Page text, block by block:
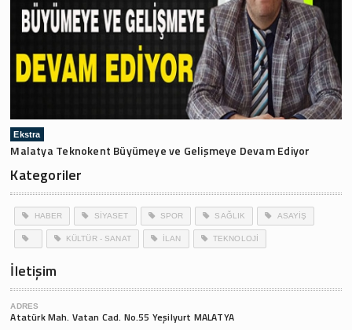
Ekstra
Malatya Teknokent Büyümeye ve Gelişmeye Devam Ediyor
Kategoriler
HABER SİYASET SPOR SAĞLIK ASAYİŞ
KÜLTÜR - SANAT İLAN TEKNOLOJİ
İletişim
ADRES
Atatürk Mah. Vatan Cad. No.55 Yeşilyurt MALATYA